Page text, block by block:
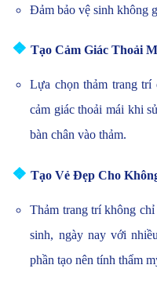
Đảm bảo vệ sinh không
❖ Tạo Cảm Giác Thoải
Lựa chọn thảm trang trí
cảm giác thoải mái khi
bàn chân vào thảm.
❖ Tạo Vẻ Đẹp Cho
Thảm trang trí không
sinh, ngày nay với
phần tạo nên tính thẩm